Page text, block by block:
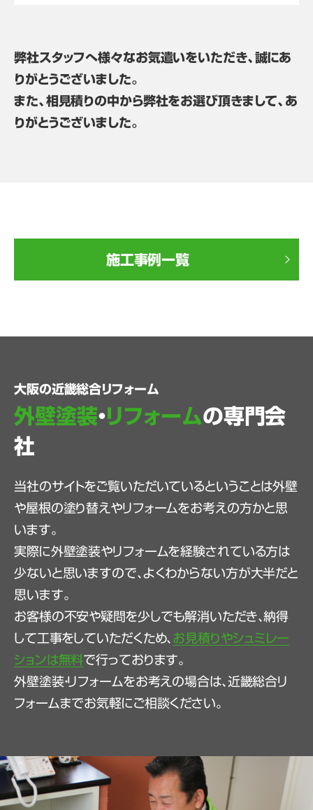
弊社スタッフへ様々なお気遣いをいただき、誠にあ
りがとうございました。
また、相見積りの中から弊社をお選び頂きまして、あ
りがとうございました。
施工事例一覧
大阪の近畿総合リフォーム
外壁塗装・リフォームの専門会
社
当社のサイトをご覧いただいているということは外壁
や屋根の塗り替えやリフォームをお考えの方かと思
います。
実際に外壁塗装やリフォームを経験されている方は
少ないと思いますので、よくわからない方が大半だと
思います。
お客様の不安や疑問を少しでも解消いただき、納得
して工事をしていただくため、 お見積りやシュミレー
ションは無料で行っております。
外壁塗装・リフォームをお考えの場合は、近畿総合リ
フォームまでお気軽にご相談ください。